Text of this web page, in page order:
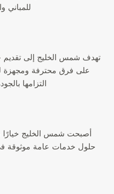
للمباني
تهدف شمس الخليج إلى تقديم
على فرق محترفة ومجهزة
التزامها
أصبحت شمس الخليج خيارًا
حلول خدمات عامة موثوقة في